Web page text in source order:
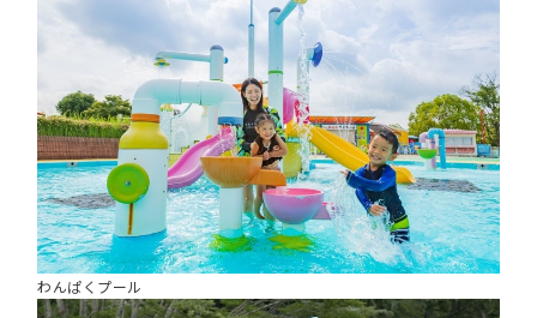
わんぱくプール